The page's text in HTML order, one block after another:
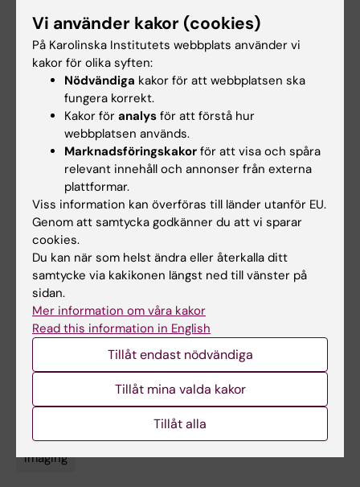
Forskningsrådet, Svenska Stiftelsen för
Strategisk Forskning, Marie Sklodowska-
Curie-initiativet samt Karolinska Institutet.
Publikation
Mechanism of mitoribosomal small unit
biogenesis and preinitiation
.” Yuzuru Itoh*,
Anas Khawaja*, Ivan Laptev, Miriam Cipullo,
Ilian Atanassov, Petr Sergiev, Joanna Rorbach#
och Alexey Amunts#.Nature, online 8 juni,
2022, doi: 10.1038/s41586-022-04795-x
*försteförfattare, #korresponderande
författare
Tags
Biomedicin
Biomedicinsk laboratorievetenskap/teknologi
Cell- och molekylärbiologi
Imaging
Vi använder kakor (cookies)
På Karolinska Institutets webbplats använder vi
kakor för olika syften:
Nödvändiga kakor för att webbplatsen ska
fungera korrekt.
Kakor för analys för att förstå hur
webbplatsen används.
Marknadsföringskakor för att visa och spåra
relevant innehåll och annonser från externa
plattformar.
Viss information kan överföras till länder utanför EU.
Genom att samtycka godkänner du att vi sparar
cookies.
Du kan när som helst ändra eller återkalla ditt
samtycke via kakikonen längst ned till vänster på
sidan.
Mer information om våra kakor
Read this information in English
Tillåt endast nödvändiga
Tillåt mina valda kakor
Tillåt alla